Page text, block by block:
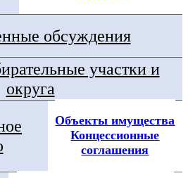
обсуждения
участки и
округа
Объекты имущества
Концессионные
соглашения